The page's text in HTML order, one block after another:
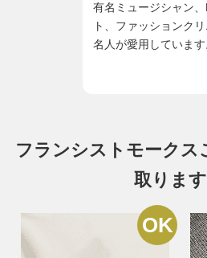
有名ミュージシャン
ト、ファッションク
名人が愛用しています
当店ではフランシス
おります！この機会
フランシストモークス
取ります